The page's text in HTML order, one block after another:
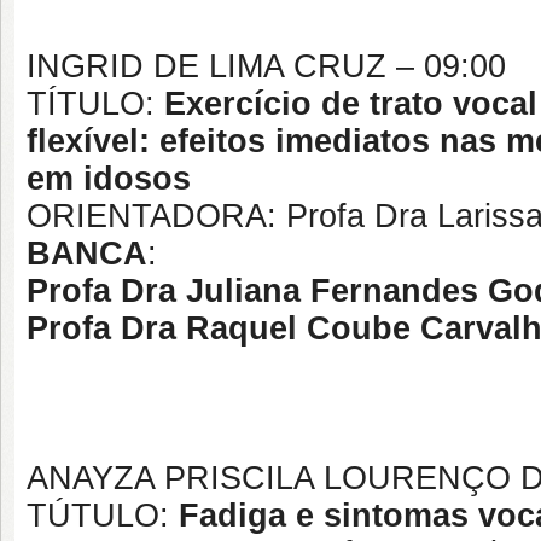
INGRID DE LIMA CRUZ – 09:00
TÍTULO: Exercício de trato
flexível: efeitos imediatos nas
em idosos
ORIENTADORA: Profa Dra
BANCA:
Profa Dra Juliana Fernandes
Profa Dra Raquel Coube
ANAYZA PRISCILA LOURENÇO
TÚTULO: Fadiga e sintomas